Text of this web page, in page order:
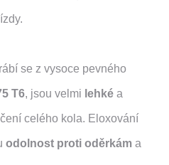
se z vysoce pevného
T6, jsou velmi lehké a
celého kola. Eloxování
odolnost proti oděrkám a